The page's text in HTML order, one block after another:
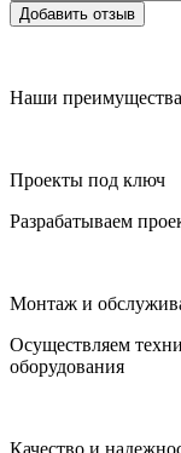
Добавить отзыв
Наши преимущества
Проекты под ключ
Разрабатываем
Монтаж и
Осуществляем
оборудования